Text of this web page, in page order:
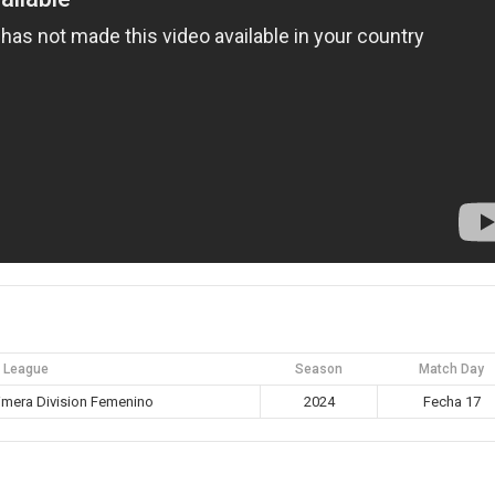
League Season Match Day
Division Femenino 2024 Fecha 17